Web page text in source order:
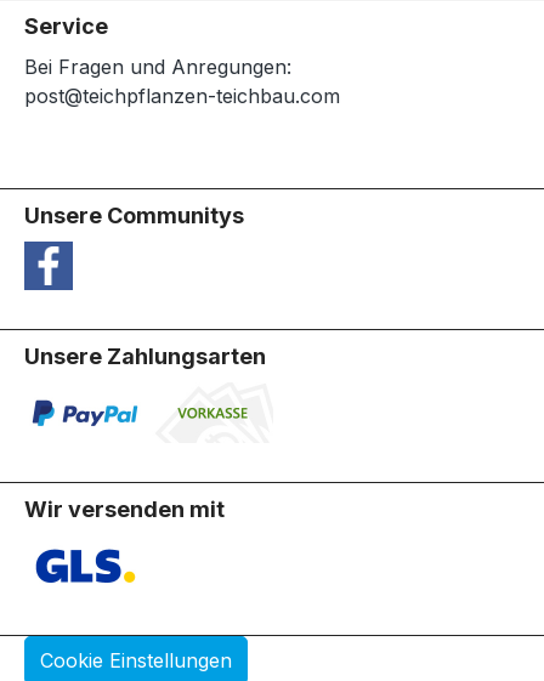
Service
Bei Fragen und Anregungen:
post@teichpflanzen-teichbau.com
Unsere Communitys
Unsere Zahlungsarten
Wir versenden mit
Cookie Einstellungen